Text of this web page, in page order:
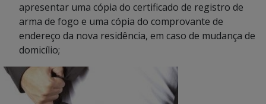
apresentar uma cópia do certificado de registro de
arma de fogo e uma cópia do comprovante de
endereço da nova residência, em caso de mudança de
domicílio;